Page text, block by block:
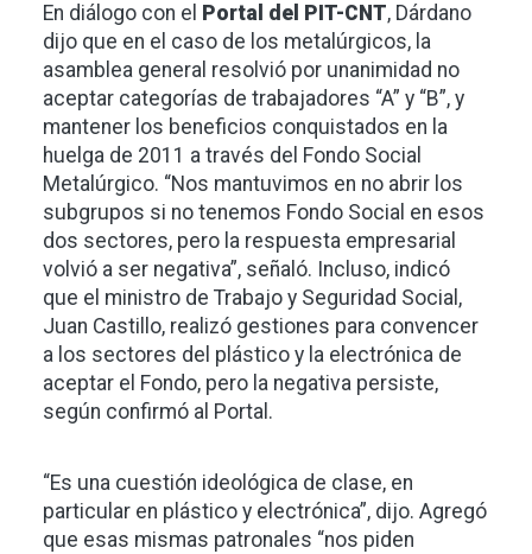
En diálogo con el Portal del PIT-CNT, Dárdano
dijo que en el caso de los metalúrgicos, la
asamblea general resolvió por unanimidad no
aceptar categorías de trabajadores “A” y “B”, y
mantener los beneficios conquistados en la
huelga de 2011 a través del Fondo Social
Metalúrgico. “Nos mantuvimos en no abrir los
subgrupos si no tenemos Fondo Social en esos
dos sectores, pero la respuesta empresarial
volvió a ser negativa”, señaló. Incluso, indicó
que el ministro de Trabajo y Seguridad Social,
Juan Castillo, realizó gestiones para convencer
a los sectores del plástico y la electrónica de
aceptar el Fondo, pero la negativa persiste,
según confirmó al Portal.
“Es una cuestión ideológica de clase, en
particular en plástico y electrónica”, dijo. Agregó
que esas mismas patronales “nos piden